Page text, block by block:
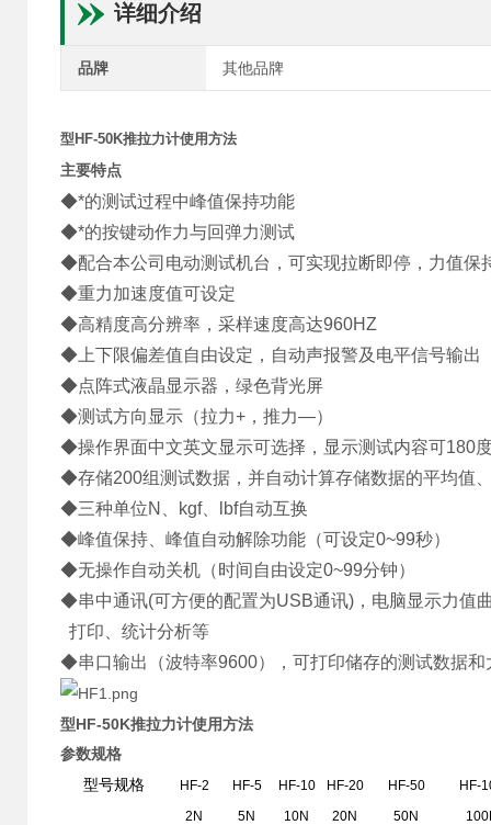
详细介绍
品牌 其他品牌
型HF-50K推拉力计使用方法
主要特点
◆*的测试过程中峰值保持功能
◆*的按键动作力与回弹力测试
◆配合本公司电动测试机台，可实现拉断即停，力值保
◆重力加速度值可设定
◆高精度高分辨率，采样速度高达960HZ
◆上下限偏差值自由设定，自动声报警及电平信号输出
◆点阵式液晶显示器，绿色背光屏
◆测试方向显示（拉力+，推力—）
◆操作界面中文英文显示可选择，显示测试内容可180
◆存储200组测试数据，并自动计算存储数据的平均值
◆三种单位N、kgf、lbf自动互换
◆峰值保持、峰值自动解除功能（可设定0~99秒）
◆无操作自动关机（时间自由设定0~99分钟）
◆串中通讯(可方便的配置为USB通讯)，电脑显示力值
打印、统计分析等
◆串口输出（波特率9600），可打印储存的测试数据和
型HF-50K推拉力计使用方法
参数规格
型号规格
HF-2 HF-5 HF-10 HF-20 HF-50 HF-
2N
5N
10N
20N
50N